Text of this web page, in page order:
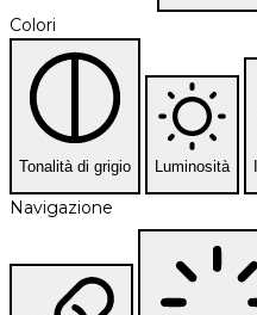
Colori
Tonalità di grigio Luminosità
Navigazione